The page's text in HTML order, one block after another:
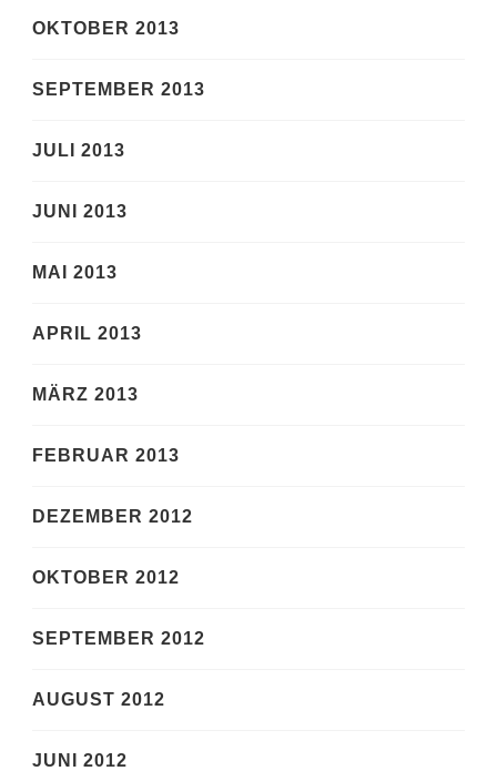
OKTOBER 2013
SEPTEMBER 2013
JULI 2013
JUNI 2013
MAI 2013
APRIL 2013
MÄRZ 2013
FEBRUAR 2013
DEZEMBER 2012
OKTOBER 2012
SEPTEMBER 2012
AUGUST 2012
JUNI 2012